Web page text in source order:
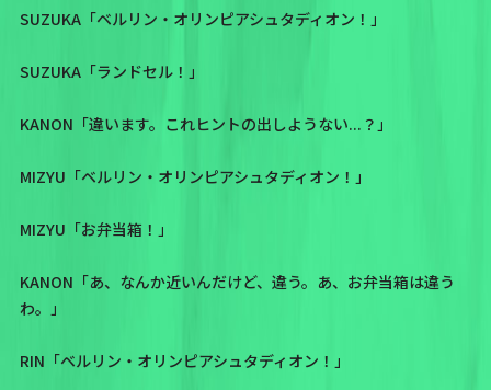
SUZUKA「ベルリン・オリンピアシュタディオン！」
SUZUKA「ランドセル！」
KANON「違います。これヒントの出しようない...？」
MIZYU「ベルリン・オリンピアシュタディオン！」
MIZYU「お弁当箱！」
KANON「あ、なんか近いんだけど、違う。あ、お弁当箱は違う
わ。」
RIN「ベルリン・オリンピアシュタディオン！」